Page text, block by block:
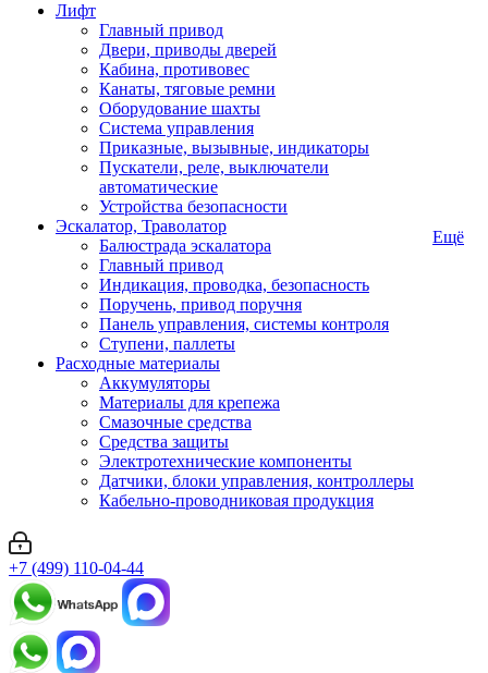
Лифт
Главный привод
Двери, приводы дверей
Кабина, противовес
Канаты, тяговые ремни
Оборудование шахты
Система управления
Приказные, вызывные, индикаторы
Пускатели, реле, выключатели
автоматические
Устройства безопасности
Эскалатор, Траволатор
Балюстрада эскалатора
Главный привод
Индикация, проводка, безопасность
Поручень, привод поручня
Панель управления, системы контроля
Ступени, паллеты
Расходные материалы
Аккумуляторы
Материалы для крепежа
Смазочные средства
Средства защиты
Электротехнические компоненты
Датчики, блоки управления, контроллеры
Кабельно-проводниковая продукция
Ещё
+7 (499) 110-04-44